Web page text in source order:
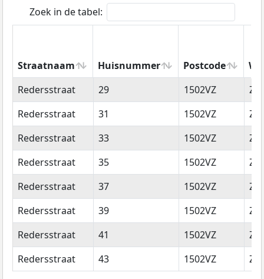
Zoek in de tabel:
Straatnaam Huisnummer Postcode
Straatnaam
Huisnummer Postcode
Redersstraat 29 1502VZ
Redersstraat
31 1502VZ
Redersstraat
33 1502VZ
Redersstraat
35 1502VZ
Redersstraat
37 1502VZ
Redersstraat
39 1502VZ
Redersstraat
41 1502VZ
Redersstraat
43 1502VZ